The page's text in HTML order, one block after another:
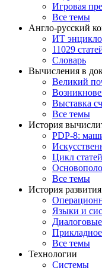
Игровая
Все темы
Англо-русский
ИТ
11029
Словарь
Вычисления в
Великий
Выставка
Все темы
История
PDP-8:
Цикл
Все темы
История
Языки и
Все темы
Технологии
Системы